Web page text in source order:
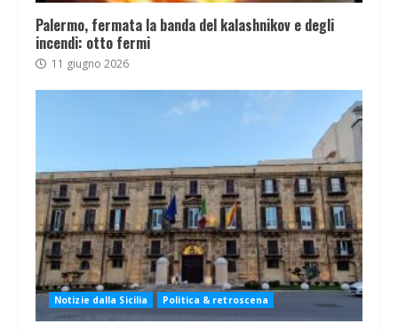
Palermo, fermata la banda del kalashnikov e degli
incendi: otto fermi
11 giugno 2026
Notizie dalla Sicilia Politica & retroscena